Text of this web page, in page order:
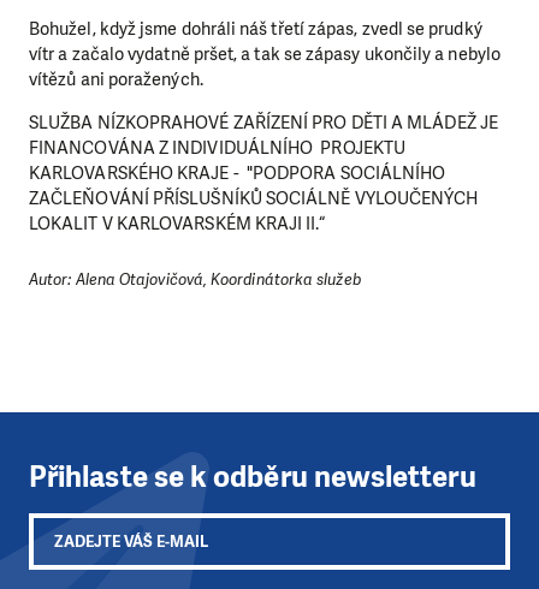
Bohužel, když jsme dohráli náš třetí zápas, zvedl se prudký
vítr a začalo vydatně pršet, a tak se zápasy ukončily a nebylo
vítězů ani poražených.
SLUŽBA NÍZKOPRAHOVÉ ZAŘÍZENÍ PRO DĚTI A MLÁDEŽ JE
FINANCOVÁNA Z INDIVIDUÁLNÍHO PROJEKTU
KARLOVARSKÉHO KRAJE - "PODPORA SOCIÁLNÍHO
ZAČLEŇOVÁNÍ PŘÍSLUŠNÍKŮ SOCIÁLNĚ VYLOUČENÝCH
LOKALIT V KARLOVARSKÉM KRAJI II.“
Autor: Alena Otajovičová, Koordinátorka služeb
LÍBÍ SE VÁM, CO DĚLÁME?
DAROVAT DAROVAT PRAVIDELNĚ
Přihlaste se k odběru newsletteru